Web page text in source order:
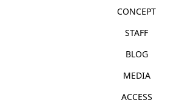
CONCEPT
STAFF
BLOG
MEDIA
ACCESS